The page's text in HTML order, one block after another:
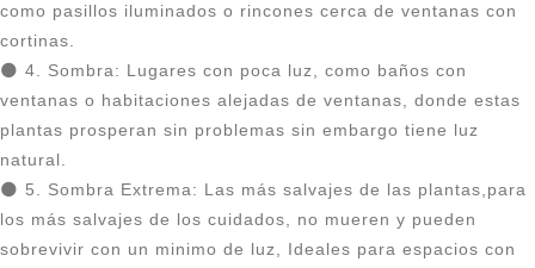
como pasillos iluminados o rincones cerca de ventanas con
cortinas.
🌑 4. Sombra: Lugares con poca luz, como baños con
ventanas o habitaciones alejadas de ventanas, donde estas
plantas prosperan sin problemas sin embargo tiene luz
natural.
🌑 5. Sombra Extrema: Las más salvajes de las plantas,para
los más salvajes de los cuidados, no mueren y pueden
sobrevivir con un minimo de luz, Ideales para espacios con